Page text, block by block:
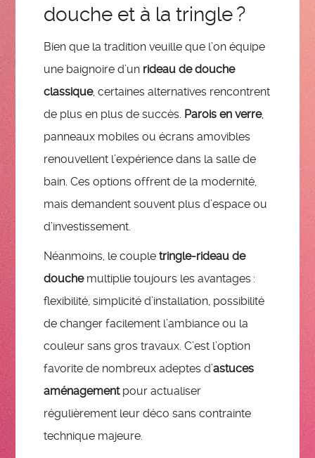
douche et à la tringle ?
Bien que la tradition veuille que l’on équipe
une baignoire d’un rideau de douche
classique, certaines alternatives rencontrent
de plus en plus de succès. Parois en verre,
panneaux mobiles ou écrans amovibles
renouvellent l’expérience dans la salle de
bain. Ces options offrent de la modernité,
mais demandent souvent plus d’espace ou
d’investissement.
Néanmoins, le coupletringle-rideau de
douchemultiplie toujours les avantages :
flexibilité, simplicité d’installation, possibilité
de changer facilement l’ambiance ou la
couleur sans gros travaux. C’est l’option
favorite de nombreux adeptes d’astuces
aménagementpour actualiser
régulièrement leur déco sans contrainte
technique majeure.